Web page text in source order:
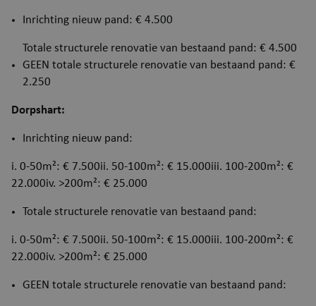
Inrichting nieuw pand: € 4.500
Totale structurele renovatie van bestaand pand: € 4.500
GEEN totale structurele renovatie van bestaand pand: €
2.250
Dorpshart:
Inrichting nieuw pand:
i. 0-50m²: € 7.500ii. 50-100m²: € 15.000iii. 100-200m²: €
22.000iv. >200m²: € 25.000
Totale structurele renovatie van bestaand pand:
i. 0-50m²: € 7.500ii. 50-100m²: € 15.000iii. 100-200m²: €
22.000iv. >200m²: € 25.000
GEEN totale structurele renovatie van bestaand pand:
ASP.NET_SessionId
Microsoft Corporation